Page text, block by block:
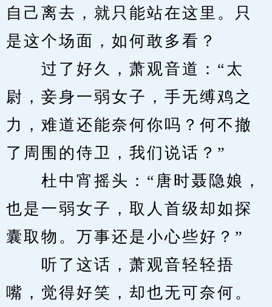
自己离去，就只能站在这里。只
是这个场面，如何敢多看？
过了好久，萧观音道：“太
尉，妾身一弱女子，手无缚鸡之
力，难道还能奈何你吗？何不撤
了周围的侍卫，我们说话？”
杜中宵摇头：“唐时聂隐娘，
也是一弱女子，取人首级却如探
囊取物。万事还是小心些好？”
听了这话，萧观音轻轻捂
嘴，觉得好笑，却也无可奈何。